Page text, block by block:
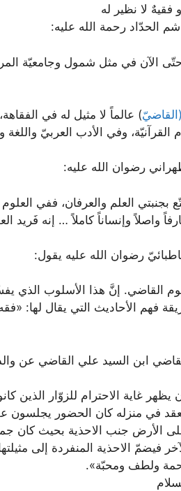
لا ‌نظير له
الحدّاد رحمة الله عليه:
الآن في مثل شمول وجامعيّة
) عالماً لا مثيل له في
القرآنيّة، وفي الأدب العربيّ
رضوان الله عليه:
العلم والعرفان، ففي العلوم
واصلاً وإنساناً كاملاً … إنه
رضوان الله عليه يقول:
القاضي. إنَّ هذا الأسلوب الذي
فهم الأحاديث التي يقال لها:
ابن السيد علي القاضي عن
غاية الاحترام للزوّار الذين
في منزله كان الحضور يجلسون
الأرض جنب الاحذية بحيث كان
فيضمّ الاحذية المنفردة إلى
ولطف ومحبّة».